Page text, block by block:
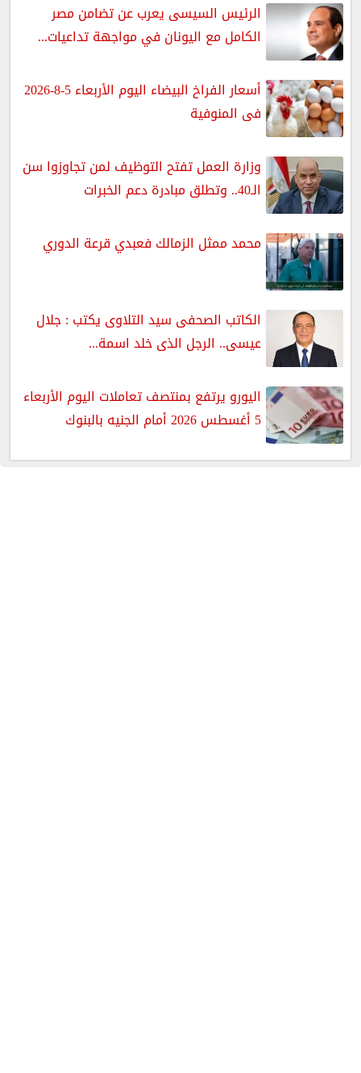
الرئيس السيسى يعرب عن تضامن مصر
الكامل مع اليونان في مواجهة تداعيات...
أسعار الفراخ البيضاء اليوم الأربعاء 5-8-2026
فى المنوفية
وزارة العمل تفتح التوظيف لمن تجاوزوا سن
الـ40.. وتطلق مبادرة دعم الخبرات
محمد ممثل الزمالك فعبدي قرعة الدوري
الكاتب الصحفى سيد التلاوى يكتب : جلال
عيسى.. الرجل الذى خلد اسمة...
اليورو يرتفع بمنتصف تعاملات اليوم الأربعاء
5 أغسطس 2026 أمام الجنيه بالبنوك